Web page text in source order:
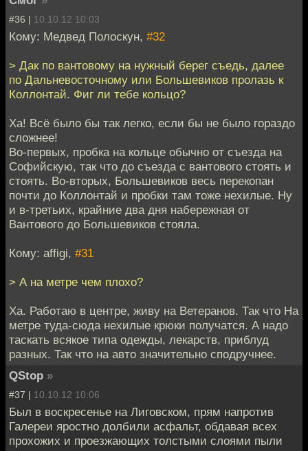
#36 | 10.10.12 10:03
Кому: Медвед Полоскун, #32
> Дак по вантовому на нужный берег съедь, далее
по Дальневосточному или Большевиков пролазь к
Коллонтай. Фиг ли тебе кольцо?
Ха! Всё было бы так легко, если бы не было гораздо
сложнее!
Во-первых, пробка на кольце обычно от съезда на
Софийскую, так что до съезда с вантового стоять и
стоять. Во-вторых, Большевиков весь перекопан
почти до Коллонтай и пробки там тоже нехилые. Ну
и в-третьих, крайние два дня набережная от
Вантового до Большевиков стояла.
Кому: affigi, #31
> А на метре чем плохо?
Ха. Работаю в центре, живу на Ветеранов. Так что На
метре туда-сюда нехилые крюки получатся. А надо
таскать всякое типа одежды, лекарств, приблуд
разных. Так что на авто значительно сподручнее.
QStop »
#37 | 10.10.12 10:06
Был в воскресенье на Лиговском, прям напротив
Галереи яростно долбили асфальт, обдавая всех
прохожих и проезжающих толстыми слоями пыли